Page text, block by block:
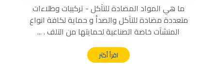
ما هي المواد المضادة للتآكل - تركيبات وطلاءات
متعددة مضادة للتآكل والصدأ و حماية لكافة انواع
المنشآت خاصة الصناعية لحمايتها من التلف . ...
اقرأ أكثر